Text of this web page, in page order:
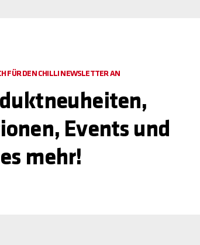
FÜR DEN CHILLI NEWSLETTER AN
Events und
mehr!